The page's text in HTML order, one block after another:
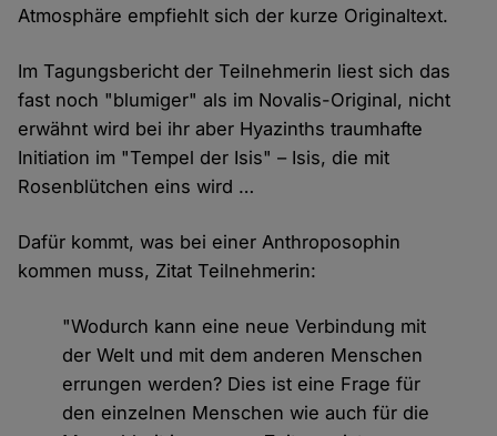
Atmosphäre empfiehlt sich der kurze Originaltext.
Im Tagungsbericht der Teilnehmerin liest sich das
fast noch "blumiger" als im Novalis-Original, nicht
erwähnt wird bei ihr aber Hyazinths traumhafte
Initiation im "Tempel der Isis" – Isis, die mit
Rosenblütchen eins wird …
Dafür kommt, was bei einer Anthroposophin
kommen muss, Zitat Teilnehmerin:
"Wodurch kann eine neue Verbindung mit
der Welt und mit dem anderen Menschen
errungen werden? Dies ist eine Frage für
den einzelnen Menschen wie auch für die